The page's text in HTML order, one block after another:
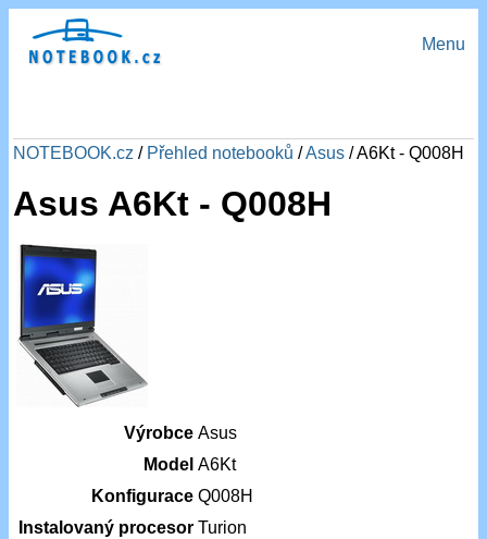
Menu
NOTEBOOK.cz / Přehled notebooků /Asus / A6Kt - Q008H
Asus A6Kt - Q008H
Výrobce Asus
Model A6Kt
Konfigurace Q008H
Instalovaný procesor Turion